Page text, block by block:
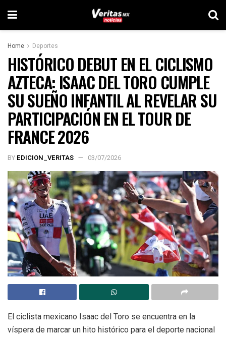
Home Deportes
HISTÓRICO DEBUT EN EL CICLISMO
AZTECA: ISAAC DEL TORO CUMPLE
SU SUEÑO INFANTIL AL REVELAR SU
PARTICIPACIÓN EN EL TOUR DE
FRANCE 2026
BY EDICION_VERITAS 03/07/2026
El ciclista mexicano Isaac del Toro se encuentra en la
víspera de marcar un hito histórico para el deporte nacional